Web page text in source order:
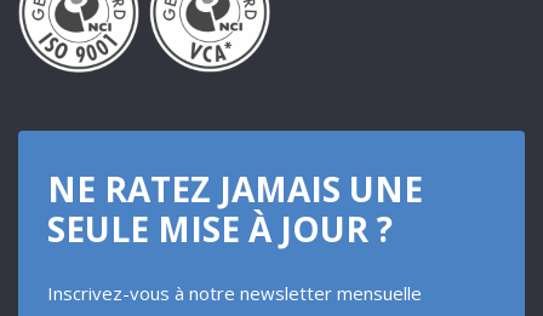
NE RATEZ JAMAIS UNE
SEULE MISE À JOUR ?
Inscrivez-vous à notre newsletter mensuelle